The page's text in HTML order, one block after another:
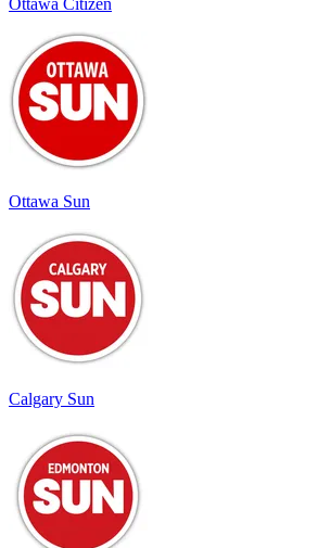
Ottawa Sun
Calgary Sun